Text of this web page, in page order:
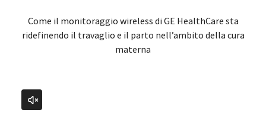
Come il monitoraggio wireless di GE HealthCare sta
ridefinendo il travaglio e il parto nell’ambito della cura
materna